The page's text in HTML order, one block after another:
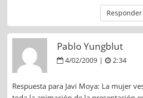
Pablo Yungblut
4/02/2009 | 2:34
Respuesta para Javi Moya: La mujer